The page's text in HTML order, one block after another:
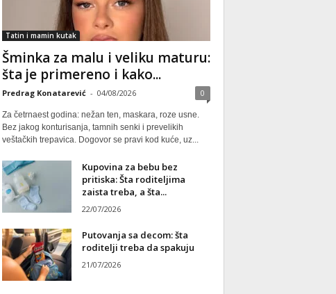
Tatin i mamin kutak
Šminka za malu i veliku maturu:
šta je primereno i kako...
Predrag Konatarević - 04/08/2026 0
Za četrnaest godina: nežan ten, maskara, roze usne.
Bez jakog konturisanja, tamnih senki i prevelikih
veštačkih trepavica. Dogovor se pravi kod kuće, uz...
Kupovina za bebu bez
pritiska: Šta roditeljima
zaista treba, a šta...
22/07/2026
Putovanja sa decom: šta
roditelji treba da spakuju
21/07/2026